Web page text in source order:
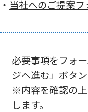
・ 当社へのご提案フ
必要事項をフォ
ジへ進む」ボタ
※内容を確認の
します。